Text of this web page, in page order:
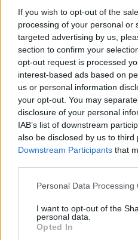
If you wish to opt-out of the
processing of your personal or
targeted advertising by us,
section to confirm your
opt-out request is processed
interest-based ads based on
us or personal information
your opt-out. You may
disclosure of your personal
IAB’s list of downstream
also be disclosed by us to third
Downstream Participants that
Please note that this website/
not limited to your visit or
grant or deny consent to
use your data for below
Personal Data Processing
I want to opt-out of the
personal data.
Opted In
7458ème : Mark Webber,
9809ème : Adrian Sutil,
00810ème : Felipe Massa,
09811ème : Jaime
16112ème : Kamui
37513ème : Pedro de la
42114ème : Nico
56915ème : Paul Di Resta,
61816ème : Rubens
67817ème : Sebastien Buemi
53119ème : Heikki
77920ème : Timo Glock,
83021ème : Lucas di Grassi ,